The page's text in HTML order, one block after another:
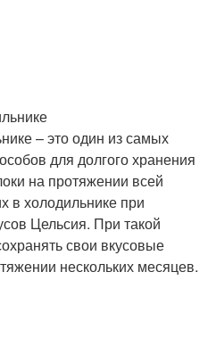
– это один из самых
для долгого хранения
на протяжении всей
в холодильнике при
Цельсия. При такой
свои вкусовые
нескольких месяцев.